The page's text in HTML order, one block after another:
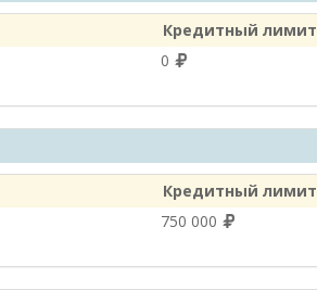
Кредитный лимит
0
Кредитный лимит
750 000